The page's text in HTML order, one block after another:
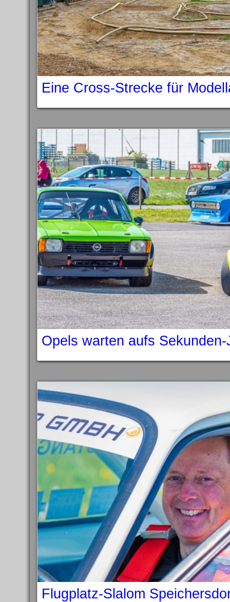
Eine Cross-Strecke für
Opels warten aufs
Flugplatz-Slalom